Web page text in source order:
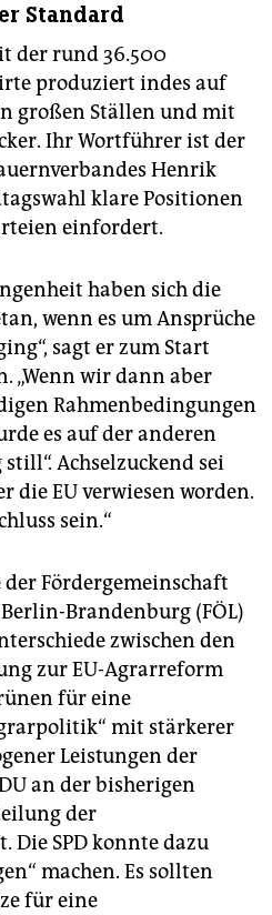
Standard
der rund 36.500
produziert indes auf
großen Ställen und mit
Ihr Wortführer ist der
Henrik
klare Positionen
einfordert.
haben sich die
wenn es um Ansprüche
sagt er zum Start
„Wenn wir dann aber
Rahmenbedingungen
es auf der anderen
still“. Achselzuckend sei
die EU verwiesen worden.
sein.“
Fördergemeinschaft
Brandenburg (FÖL)
zwischen den
zur EU-Agrarreform
für eine
mit stärkerer
Leistungen der
an der bisherigen
der
Die SPD konnte dazu
machen. Es sollten
für eine